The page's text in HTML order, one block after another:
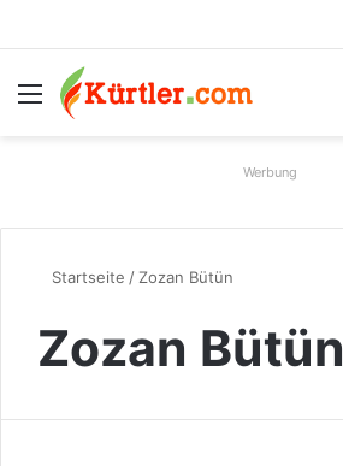
Menü
Werbung
Startseite / Zozan Bütün
Zozan Bütün